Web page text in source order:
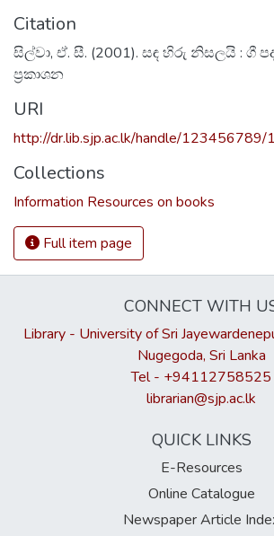
Citation
සිල්වා, ඒ. සී. (2001). සඳ හිරු නිසලයි : ගී
ප්‍රකාශන
URI
http://dr.lib.sjp.ac.lk/handle/123456789/
Collections
Information Resources on books
Full item page
CONNECT WITH
Library - University of Sri
Nugegoda, Sri Lanka
Tel - +94112758525
librarian@sjp.ac.lk
QUICK LINKS
E-Resources
Online Catalogue
Newspaper Article